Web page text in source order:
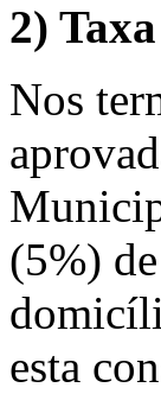
2)
Nos
(5%)
esta